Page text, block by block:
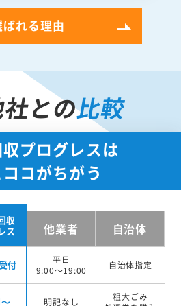
ばれる理由
社との比較
プログレスは
コがちがう
収
ス
他業者 自治体
付
平日
9:00～19:00
自治体指定
明記なし
粗大ごみ